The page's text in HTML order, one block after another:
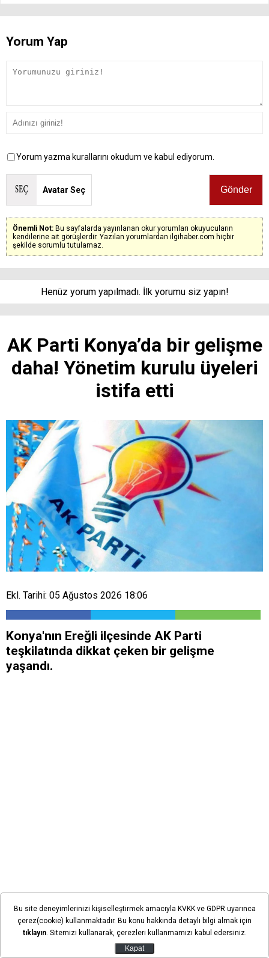
Yorum Yap
Yorum yazma kurallarını okudum ve kabul ediyorum.
Avatar Seç
Önemli Not: Bu sayfalarda yayınlanan okur yorumları okuyucuların
kendilerine ait görüşlerdir. Yazılan yorumlardan ilgihaber.com hiçbir
şekilde sorumlu tutulamaz.
Henüz yorum yapılmadı. İlk yorumu siz yapın!
AK Parti Konya’da bir gelişme
daha! Yönetim kurulu üyeleri
istifa etti
Ekl. Tarihi: 05 Ağustos 2026 18:06
​Konya'nın Ereğli ilçesinde AK Parti
teşkilatında dikkat çeken bir gelişme
yaşandı.
Bu site deneyimlerinizi kişiselleştirmek amacıyla KVKK ve GDPR uyarınca
çerez(cookie) kullanmaktadır. Bu konu hakkında detaylı bilgi almak için
tıklayın. Sitemizi kullanarak, çerezleri kullanmamızı kabul edersiniz.
Kapat